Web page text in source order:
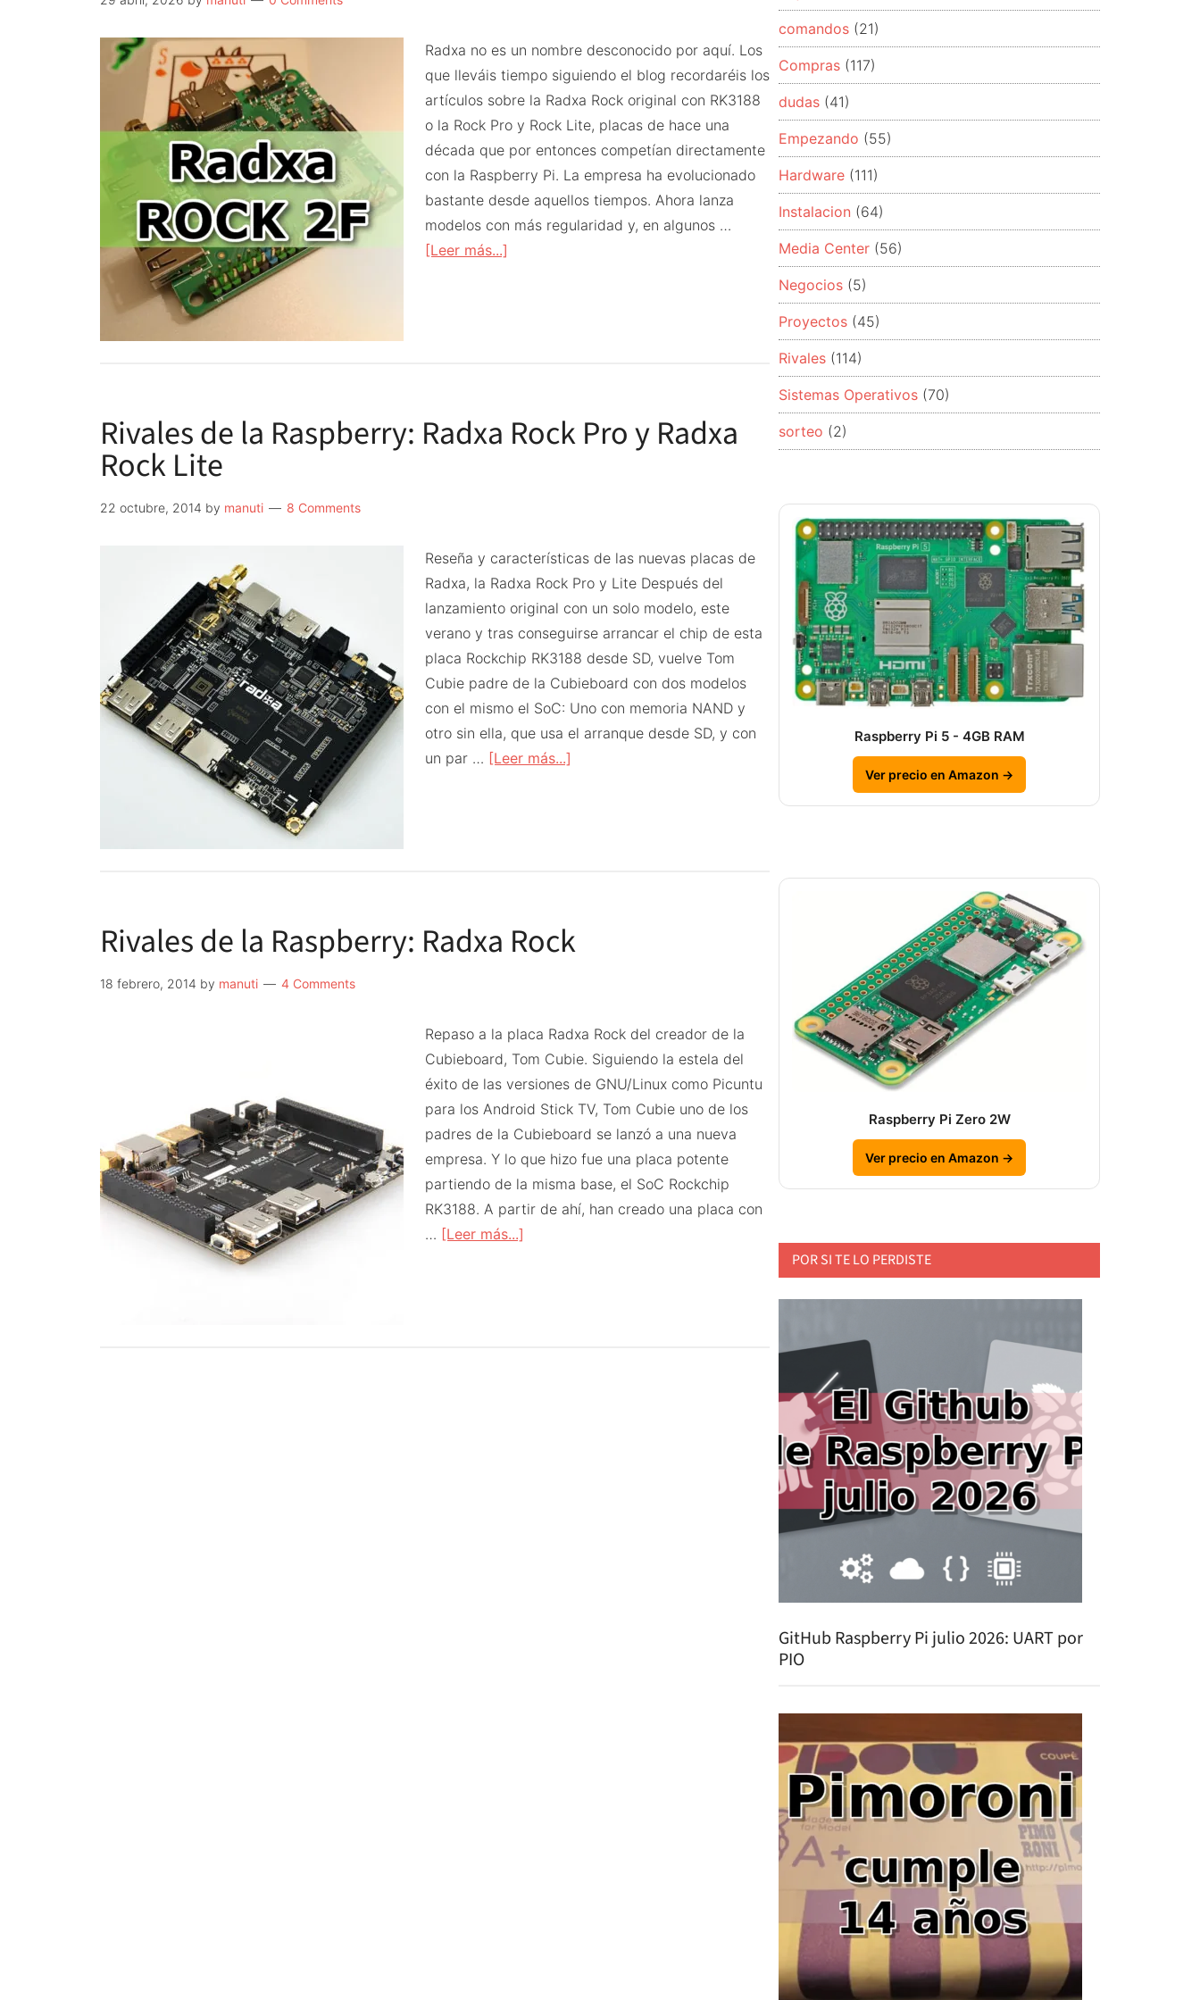
Radxa no es un nombre desconocido por aquí. Los
que lleváis tiempo siguiendo el blog recordaréis los
artículos sobre la Radxa Rock original con RK3188
o la Rock Pro y Rock Lite, placas de hace una
década que por entonces competían directamente
con la Raspberry Pi. La empresa ha evolucionado
bastante desde aquellos tiempos. Ahora lanza
modelos con más regularidad y, en algunos …
[Leer más...]
económica
con
soporte
Armbian
Rivales de la Raspberry: Radxa Rock Pro y Radxa
Rock Lite
22 octubre, 2014 by manuti 8 Comments
Reseña y características de las nuevas placas de
Radxa, la Radxa Rock Pro y Lite Después del
lanzamiento original con un solo modelo, este
verano y tras conseguirse arrancar el chip de esta
placa Rockchip RK3188 desde SD, vuelve Tom
Cubie padre de la Cubieboard con dos modelos
con el mismo el SoC: Uno con memoria NAND y
otro sin ella, que usa el arranque desde SD, y con
un par … [Leer más...]
Rock
Pro
Rock
Lite
Rivales de la Raspberry: Radxa Rock
18 febrero, 2014 by manuti 4 Comments
Repaso a la placa Radxa Rock del creador de la
Cubieboard, Tom Cubie. Siguiendo la estela del
éxito de las versiones de GNU/Linux como Picuntu
para los Android Stick TV, Tom Cubie uno de los
padres de la Cubieboard se lanzó a una nueva
empresa. Y lo que hizo fue una placa potente
partiendo de la misma base, el SoC Rockchip
RK3188. A partir de ahí, han creado una placa con
… [Leer más...]
comandos (21)
Compras (117)
dudas (41)
Empezando (55)
Hardware (111)
Instalacion (64)
Media Center (56)
Negocios (5)
Proyectos (45)
Rivales (114)
Sistemas Operativos (70)
sorteo (2)
Raspberry Pi 5 - 4GB RAM
Ver precio en Amazon →
Raspberry Pi Zero 2W
Ver precio en Amazon →
POR SI TE LO PERDISTE
GitHub Raspberry Pi julio 2026: UART por
PIO